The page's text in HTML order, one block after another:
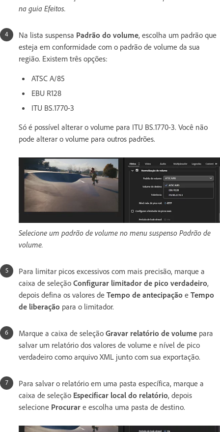
na guia Efeitos.
Na lista suspensa Padrão do volume, escolha um padrão que
esteja em conformidade com o padrão de volume da sua
região. Existem três opções:
ATSC A/85
EBU R128
ITU BS.1770-3
Só é possível alterar o volume para ITU BS.1770-3. Você não
pode alterar o volume para outros padrões.
Selecione um padrão de volume no menu suspenso Padrão de
volume.
Para limitar picos excessivos com mais precisão, marque a
caixa de seleção Configurar limitador de pico verdadeiro,
depois defina os valores de Tempo de antecipação e Tempo
de liberação para o limitador.
Marque a caixa de seleção Gravar relatório de volume para
salvar um relatório dos valores de volume e nível de pico
verdadeiro como arquivo XML junto com sua exportação.
Para salvar o relatório em uma pasta específica, marque a
caixa de seleção Especificar local do relatório, depois
selecione Procurar e escolha uma pasta de destino.